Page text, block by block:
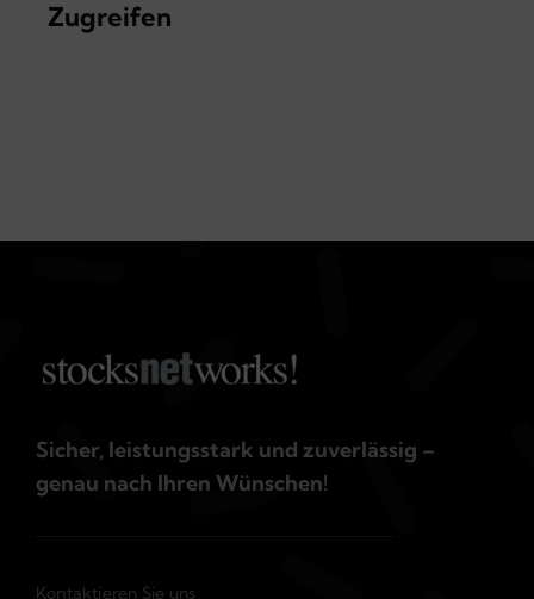
Zugreifen
Sicher, leistungsstark und zuverlässig –
genau nach Ihren Wünschen!
Kontaktieren Sie uns